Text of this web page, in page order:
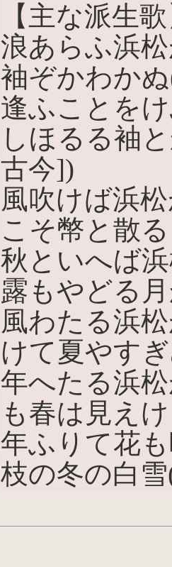
【主な派生
浪あらふ浜
袖ぞかわか
逢ふことを
しほるる袖
古今])
風吹けば浜
こそ幣と散
秋といへば
露もやどる
風わたる浜
けて夏やす
年へたる浜
も春は見え
年ふりて花
枝の冬の白